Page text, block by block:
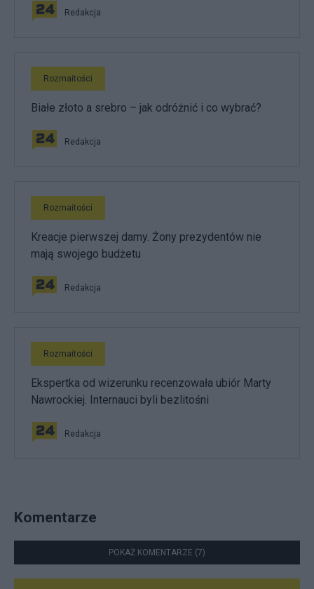
Redakcja
Rozmaitości
Białe złoto a srebro – jak odróżnić i co wybrać?
Redakcja
Rozmaitości
Kreacje pierwszej damy. Żony prezydentów nie
mają swojego budżetu
Redakcja
Rozmaitości
Ekspertka od wizerunku recenzowała ubiór Marty
Nawrockiej. Internauci byli bezlitośni
Redakcja
Komentarze
POKAŻ KOMENTARZE (7)